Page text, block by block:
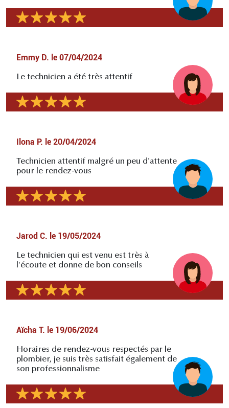
Emmy D. le 07/04/2024
Le technicien a été très attentif
Ilona P. le 20/04/2024
Technicien attentif malgré un peu d'attente
pour le rendez-vous
Jarod C. le 19/05/2024
Le technicien qui est venu est très à
l'écoute et donne de bon conseils
Aïcha T. le 19/06/2024
Horaires de rendez-vous respectés par le
plombier, je suis très satisfait également de
son professionnalisme